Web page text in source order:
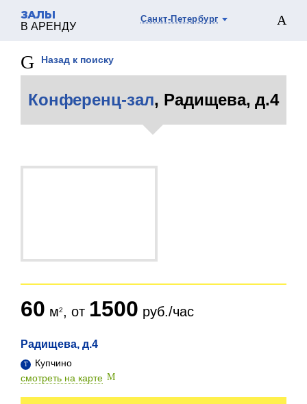
ЗАЛЫ
В АРЕНДУ
Санкт-Петербург
Назад к поиску
Конференц-зал, Радищева, д.4
Радищева, д.4
Купчино
смотреть на карте
60 м , от 1500 руб./час